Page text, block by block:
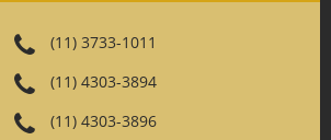
(11) 3733-1011
(11) 4303-3894
(11) 4303-3896